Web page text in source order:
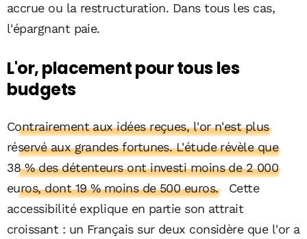
accrue ou la restructuration. Dans tous les cas,
l'épargnant paie.
L'or, placement pour tous les
budgets
Contrairement aux idées reçues, l'or n'est plus
réservé aux grandes fortunes. L'étude révèle que
38 % des détenteurs ont investi moins de 2 000
euros, dont 19 % moins de 500 euros.
Cette
accessibilité explique en partie son attrait
croissant : un Français sur deux considère que l'or a